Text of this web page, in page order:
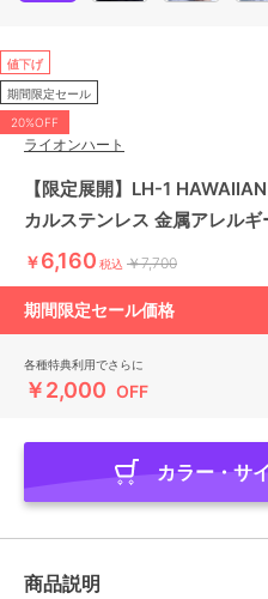
値下げ
期間限定セール
20%OFF
ライオンハート
【限定展開】LH-1
カルステンレス 金属アレルギ
￥6,160 税込 ￥7,700
期間限定セール価格
各種特典利用でさらに
￥2,000 OFF
カラー・サ
商品説明